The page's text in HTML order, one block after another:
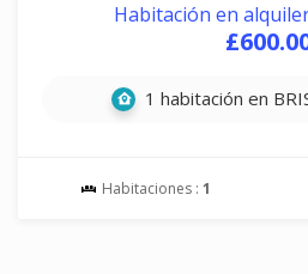
Habitación en
1 habitación en
Habitaciones : 1